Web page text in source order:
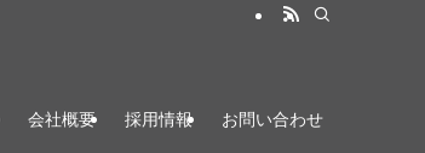
会社概要 採用情報 お問い合わせ